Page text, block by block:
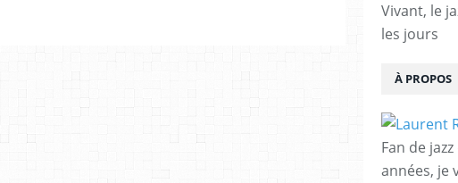
Vivant, le
les jours
À PROPOS
Fan de
années, je